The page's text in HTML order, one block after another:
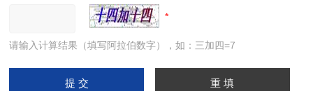
请输入计算结果（填写阿拉伯数字），如：三加四=7